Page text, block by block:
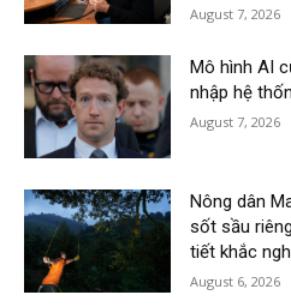
August 7, 2026
Mô hình AI
nhập hệ
August 7, 2026
Nông dân
sốt sầu
tiết khắc
August 6, 2026